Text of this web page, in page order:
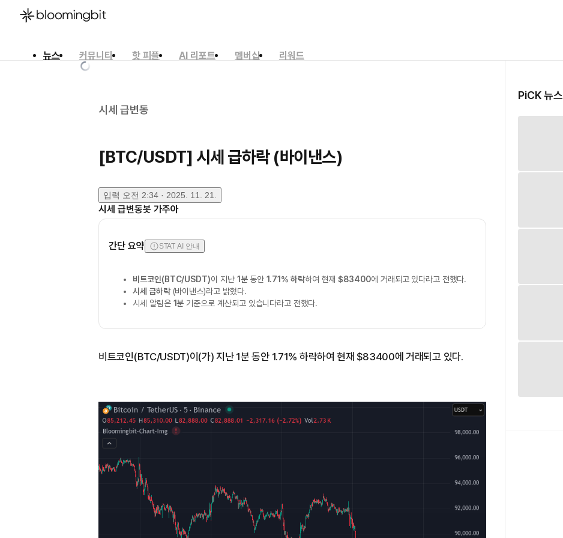
뉴스 커뮤니티 핫 피플 AI 리포트 멤버십
리워드
시세 급변동
[BTC/USDT] 시세 급하락 (바이낸스)
입력 오전 2:34 · 2025. 11. 21.
시세 급변동봇 가주아
간단 요약 STAT AI 안내
비트코인(BTC/USDT)이 지난 1분동안1.71% 하락하여 현재$83400에 거래되고 있다라고 전했다.
시세 급하락(바이낸스)라고 밝혔다.
시세 알림은 1분 기준으로 계산되고 있습니다라고 전했다.
비트코인(BTC/USDT)이(가) 지난 1분 동안 1.71% 하락하여 현재 $83400에 거래되고 있다.
PiCK 뉴스